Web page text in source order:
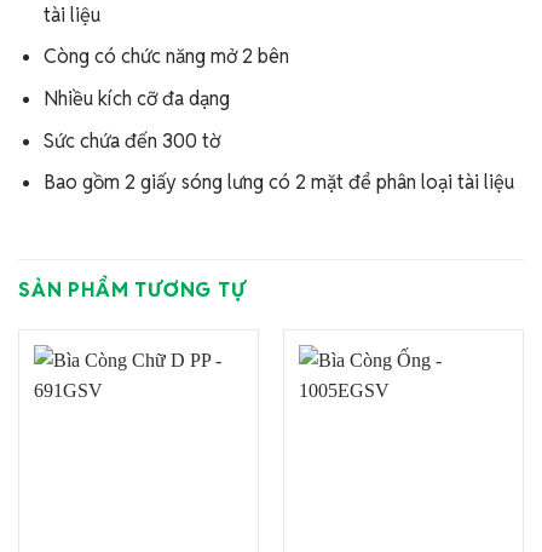
tài liệu
Còng có chức năng mở 2 bên
Nhiều kích cỡ đa dạng
Sức chứa đến 300 tờ
Bao gồm 2 giấy sóng lưng có 2 mặt để phân loại tài liệu
SẢN PHẨM TƯƠNG TỰ